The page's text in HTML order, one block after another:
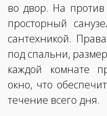
во двор. На против
просторный
сантехникой.
под спальни,
каждой комнате
окно, что
течение всего дня.